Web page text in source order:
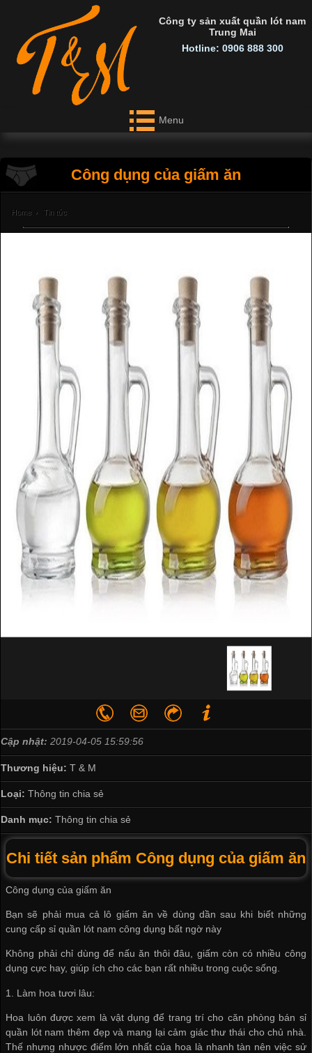
Công ty sản xuất quần lót nam
Trung Mai
Hotline: 0906 888 300
Menu
Công dụng của giấm ăn
Home › Tin tức
Cập nhật: 2019-04-05 15:59:56
Thương hiệu: T & M
Loại: Thông tin chia sẻ
Danh mục: Thông tin chia sẻ
Chi tiết sản phẩm Công dụng của giấm ăn
Công dụng của giấm ăn
Bạn sẽ phải mua cả lô giấm ăn về dùng dần sau khi biết những
cung cấp sỉ quần lót nam công dụng bất ngờ này
Không phải chỉ dùng để nấu ăn thôi đâu, giấm còn có nhiều công
dụng cực hay, giúp ích cho các bạn rất nhiều trong cuộc sống.
1. Làm hoa tươi lâu:
Hoa luôn được xem là vật dụng để trang trí cho căn phòng bán sỉ
quần lót nam thêm đẹp và mang lại cảm giác thư thái cho chủ nhà.
Thế nhưng nhược điểm lớn nhất của hoa là nhanh tàn nên việc sử